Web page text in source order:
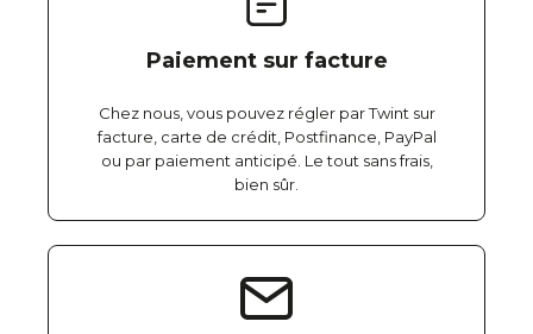
Paiement sur facture
Chez nous, vous pouvez régler par Twint sur
facture, carte de crédit, Postfinance, PayPal
ou par paiement anticipé. Le tout sans frais,
bien sûr.